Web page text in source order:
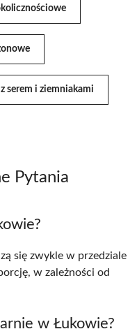
serem i ziemniakami
Pytania
się zwykle w przedziale
w zależności od
w Łukowie?